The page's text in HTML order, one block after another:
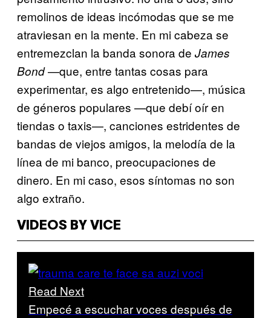
remolinos de ideas incómodas que se me
atraviesan en la mente. En mi cabeza se
entremezclan la banda sonora de James
Bond—que, entre tantas cosas para
experimentar, es algo entretenido—, música
de géneros populares —que debí oír en
tiendas o taxis—, canciones estridentes de
bandas de viejos amigos, la melodía de la
línea de mi banco, preocupaciones de
dinero. En mi caso, esos síntomas no son
algo extraño.
VIDEOS BY VICE
Read Next
Empecé a escuchar voces después de